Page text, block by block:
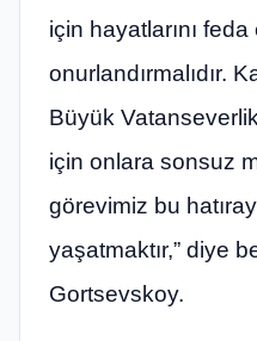
için hayatlarını feda
onurlandırmalıdır.
Büyük
için onlara sonsuz
görevimiz bu
yaşatmaktır,” diye
Gortsevskoy.